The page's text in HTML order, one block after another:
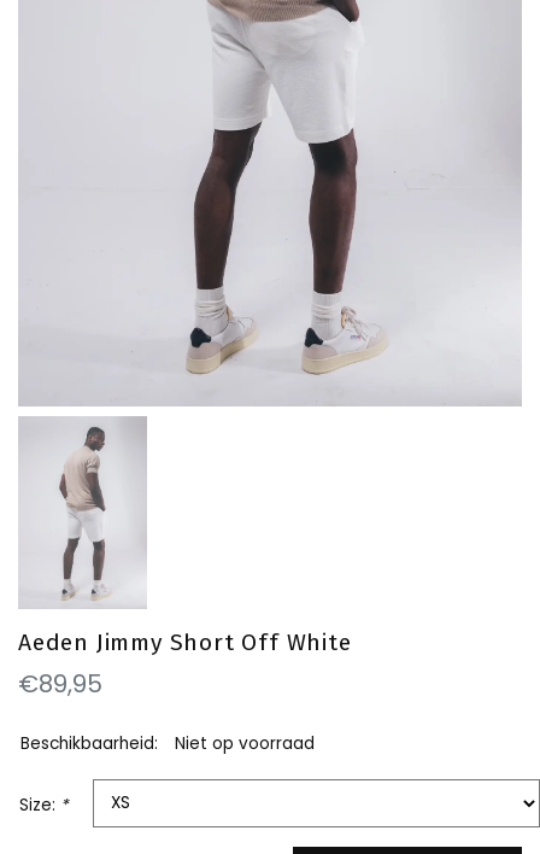
Aeden Jimmy Short Off White
€89,95
Beschikbaarheid: Niet op voorraad
Size: *